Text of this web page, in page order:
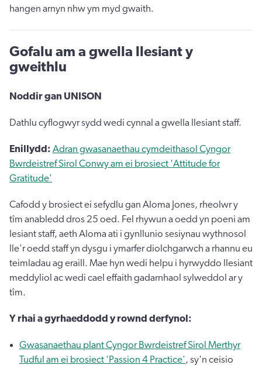
hangen arnyn nhw ym myd gwaith.
Gofalu am a gwella llesiant y
gweithlu
Noddir gan UNISON
Dathlu cyflogwyr sydd wedi cynnal a gwella llesiant staff.
Enillydd: Adran gwasanaethau cymdeithasol Cyngor
Bwrdeistref Sirol Conwy am ei brosiect 'Attitude for
Gratitude'
Cafodd y brosiect ei sefydlu gan Aloma Jones, rheolwr y
tîm anabledd dros 25 oed. Fel rhywun a oedd yn poeni am
lesiant staff, aeth Aloma ati i gynllunio sesiynau wythnosol
lle'r oedd staff yn dysgu i ymarfer diolchgarwch a rhannu eu
teimladau ag eraill. Mae hyn wedi helpu i hyrwyddo llesiant
meddyliol ac wedi cael effaith gadarnhaol sylweddol ar y
tîm.
Y rhai a gyrhaeddodd y rownd derfynol:
Gwasanaethau plant Cyngor Bwrdeistref Sirol Merthyr
Tudful am ei brosiect 'Passion 4 Practice', sy'n ceisio